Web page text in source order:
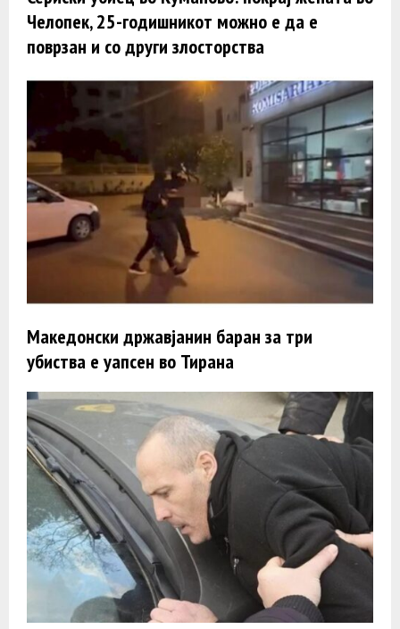
Челопек, 25-годишникот можно е да е
поврзан и со други злосторства
Македонски државјанин баран за три
убиства e уапсен во Тирана